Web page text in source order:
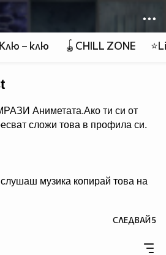
– клю 🪀CHILL ZONE
Aниметата.Ако ти си от
сложи това в профила си.
музика копирай това на
СЛЕДВАЙ5